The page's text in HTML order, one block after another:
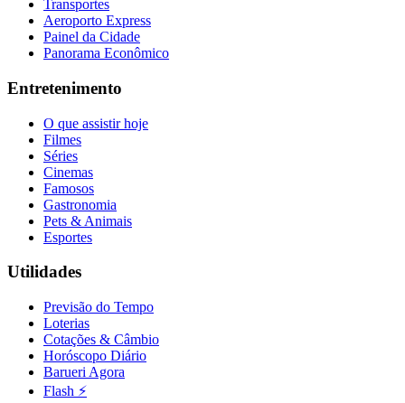
Transportes
Aeroporto Express
Painel da Cidade
Panorama Econômico
Entretenimento
O que assistir hoje
Filmes
Séries
Cinemas
Famosos
Gastronomia
Pets & Animais
Esportes
Utilidades
Previsão do Tempo
Loterias
Cotações & Câmbio
Horóscopo Diário
Barueri Agora
Flash ⚡